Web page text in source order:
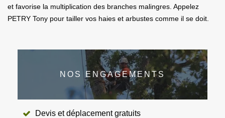
et favorise la multiplication des branches malingres. Appelez
PETRY Tony pour tailler vos haies et arbustes comme il se doit.
NOS ENGAGEMENTS
Devis et déplacement gratuits